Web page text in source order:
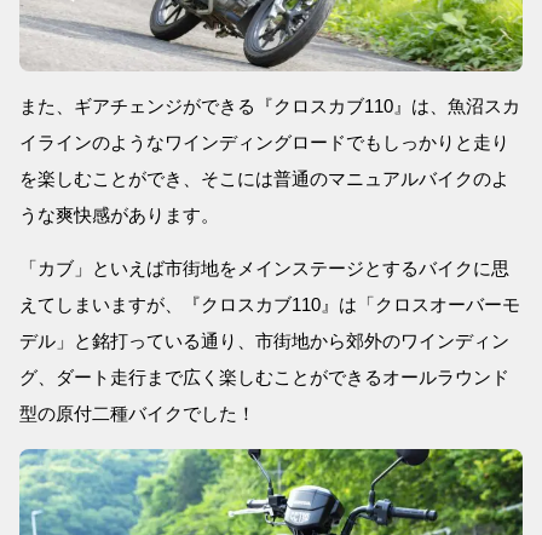
また、ギアチェンジができる『クロスカブ110』は、魚沼スカ
イラインのようなワインディングロードでもしっかりと走り
を楽しむことができ、そこには普通のマニュアルバイクのよ
うな爽快感があります。
「カブ」といえば市街地をメインステージとするバイクに思
えてしまいますが、『クロスカブ110』は「クロスオーバーモ
デル」と銘打っている通り、市街地から郊外のワインディン
グ、ダート走行まで広く楽しむことができるオールラウンド
型の原付二種バイクでした！